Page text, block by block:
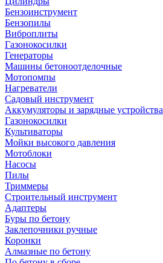
Бензоинструмент
Бензопилы
Виброплиты
Газонокосилки
Генераторы
Машины бетоноотделочные
Мотопомпы
Нагреватели
Садовый инструмент
Аккумуляторы и зарядные устройства
Газонокосилки
Культиваторы
Мойки высокого давления
Мотоблоки
Насосы
Пилы
Триммеры
Строительный инструмент
Адаптеры
Буры по бетону
Заклепочники ручные
Коронки
Алмазные по бетону